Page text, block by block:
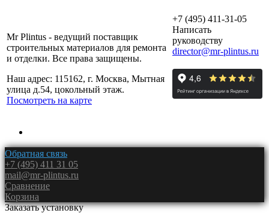
Mr Plintus - ведущий поставщик
строительных материалов для ремонта
и отделки. Все права защищены.
Наш адрес: 115162, г. Москва, Мытная
улица д.54, цокольный этаж.
Посмотреть на карте
+7 (495) 411-31-05
Написать
руководству
director@mr-plintus.ru
Обратная связь
+7 (495) 411 31 05
mail@mr-plintus.ru
Сравнение
Корзина
Заказать установку